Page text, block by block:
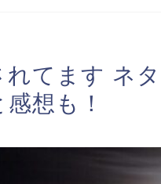
れてます ネ
想も！